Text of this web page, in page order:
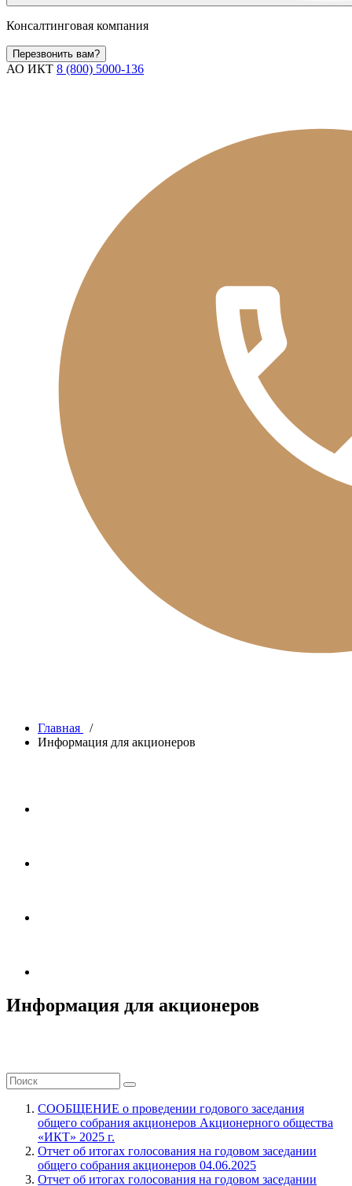
Консалтинговая компания
Перезвонить вам?
АО ИКТ 8 (800) 5000-136
Главная
/
Информация для акционеров
Информация для акционеров
СООБЩЕНИЕ о проведении годового заседания
общего собрания акционеров Акционерного общества
«ИКТ» 2025 г.
Отчет об итогах голосования на годовом заседании
общего собрания акционеров 04.06.2025
Отчет об итогах голосования на годовом заседании